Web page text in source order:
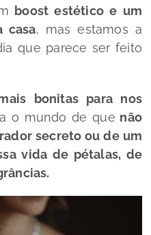
boostestético e um
casa, mas estamos a
que parece ser feito
bonitas para nos
o mundo de que não
secreto ou de um
vida de pétalas, de